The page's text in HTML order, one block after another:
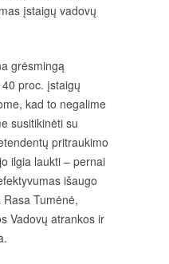
įstaigų vadovų
grėsmingą
proc. įstaigų
kad to negalime
susitikinėti su
pritraukimo
ilgia laukti – pernai
išaugo
Tumėnė,
Vadovų atrankos ir